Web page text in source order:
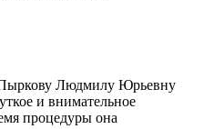
Пыркову Людмилу Юрьевну
и внимательное
процедуры она